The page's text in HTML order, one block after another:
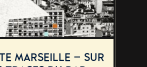
MARSEILLE – SUR